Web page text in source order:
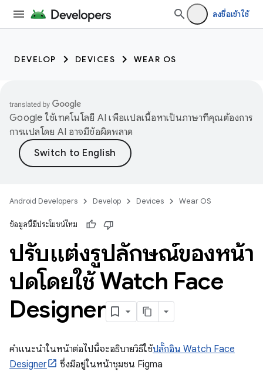
ลงชื่อเข้าใช้
DEVELOP DEVICES WEAR OS
Google ใช้เทคโนโลยี AI เพื่อแปลเนื้อหาเป็นภาษาที่คุณต้องการ
การแปลโดย AI อาจมีข้อผิดพลาด
Android Developers Develop Devices Wear OS
ข้อมูลนี้มีประโยชน์ไหม
ปรับแต่งรูปลักษณ์ของหน้า
ปัดโดยใช้ Watch Face
Designer
คำแนะนำในหน้าต่อไปนี้จะอธิบายวิธีใช้ปลั๊กอิน Watch Face
Designer
ซึ่งมีอยู่ในหน้าชุมชน Figma